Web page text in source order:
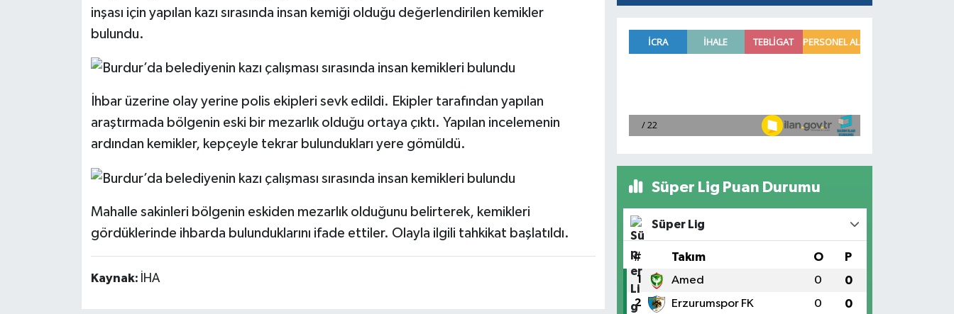
inşası için yapılan kazı sırasında insan kemiği olduğu değerlendirilen kemikler
bulundu.
İhbar üzerine olay yerine polis ekipleri sevk edildi. Ekipler tarafından yapılan
araştırmada bölgenin eski bir mezarlık olduğu ortaya çıktı. Yapılan incelemenin
ardından kemikler, kepçeyle tekrar bulundukları yere gömüldü.
Mahalle sakinleri bölgenin eskiden mezarlık olduğunu belirterek, kemikleri
gördüklerinde ihbarda bulunduklarını ifade ettiler. Olayla ilgili tahkikat başlatıldı.
Kaynak: İHA
Süper Lig Puan Durumu
Süper Lig
# Takım O P
1 Amed 0 0
2 Erzurumspor FK 0 0